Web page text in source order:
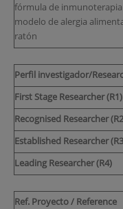
fórmula de
modelo de alergia
ratón
Perfil investigador/
First Stage Researcher (R1)
Recognised Researcher
Established Researcher
Leading Researcher (R4)
Ref. Proyecto / Reference